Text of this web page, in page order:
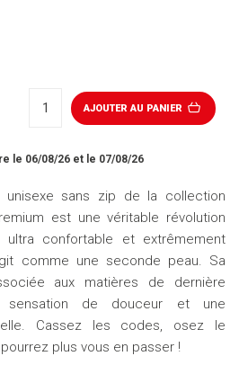
AJOUTER AU PANIER
le 06/08/26 et le 07/08/26
sans zip de la collection
est une véritable révolution
ultra confortable et extrêmement
comme une seconde peau. Sa
aux matières de dernière
sensation de douceur et une
Cassez les codes, osez le
plus vous en passer !